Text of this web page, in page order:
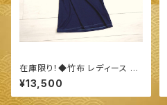
在庫限り！◆竹布 レディース 半
袖 クルーネック Tシャツ（XL、2
XL）◆ 〜100%オーガニック
すくも使用 醗酵建て伊勢藍染～
¥13,500